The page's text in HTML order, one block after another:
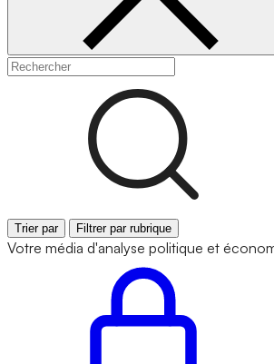
Trier par Filtrer par rubrique
Votre média d'analyse politique et